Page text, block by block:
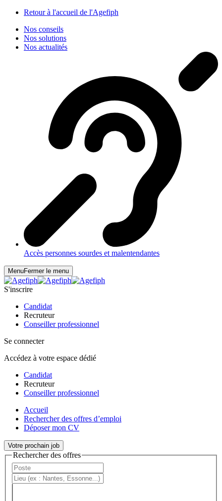
Retour à l'accueil de l'Agefiph
Nos conseils
Nos solutions
Nos actualités
Accès personnes sourdes et malentendantes
MenuFermer le menu
S'inscrire
Candidat
Recruteur
Conseiller professionnel
Se connecter
Accédez à votre espace dédié
Candidat
Recruteur
Conseiller professionnel
Accueil
Rechercher des offres d’emploi
Déposer mon CV
Votre prochain job
Rechercher des offres